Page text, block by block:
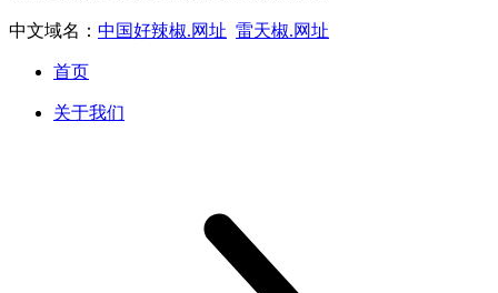
中文域名： 中国好辣椒.网址 雷天椒.网址
首页
关于我们